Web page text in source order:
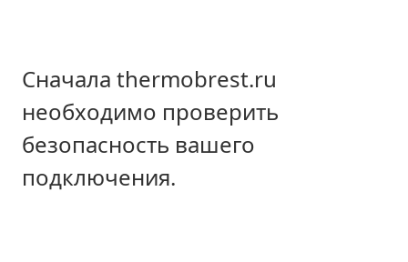
Сначала thermobrest.ru
необходимо проверить
безопасность вашего
подключения.